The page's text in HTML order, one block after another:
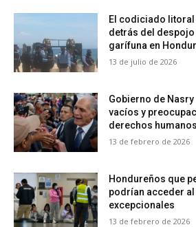
El codiciado litoral
detrás del
garífuna en
13 de julio de 2026
Gobierno de
vacíos y
derechos humanos
13 de febrero de 2026
Hondureños que
podrían acceder
excepcionales
13 de febrero de 2026